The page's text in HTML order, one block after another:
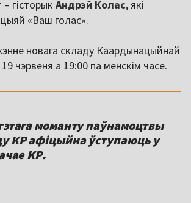
гісторык Андрэй Колас, які
«Ваш голас».
новага складу Каардынацыйнай
чэрвеня а 19:00 па менскім часе.
моманту паўнамоцтвы
КР афіцыйна ўступаюць у
КР.